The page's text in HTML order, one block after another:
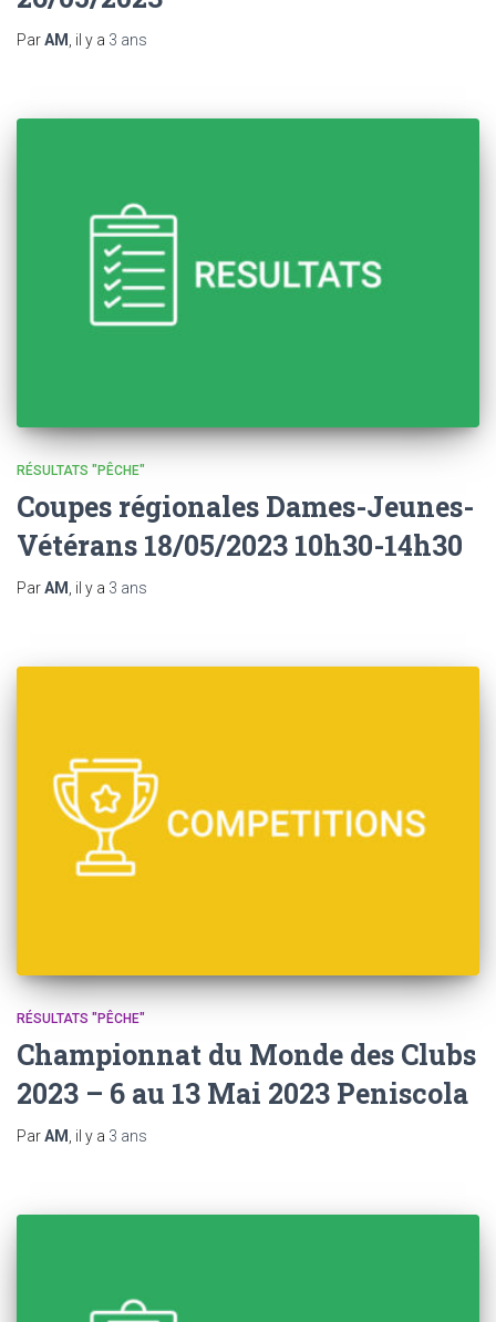
ParAM , il y a 3 ans
RÉSULTATS "PÊCHE"
Coupes régionales Dames-Jeunes-
Vétérans 18/05/2023 10h30-14h30
ParAM , il y a 3 ans
RÉSULTATS "PÊCHE"
Championnat du Monde des Clubs
2023 – 6 au 13 Mai 2023 Peniscola
ParAM , il y a 3 ans